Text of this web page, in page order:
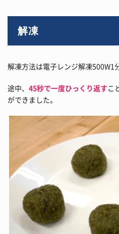
解凍
解凍方法は電子レンジ解凍500W1
途中、 45秒で一度ひっくり返すこ
ができました。